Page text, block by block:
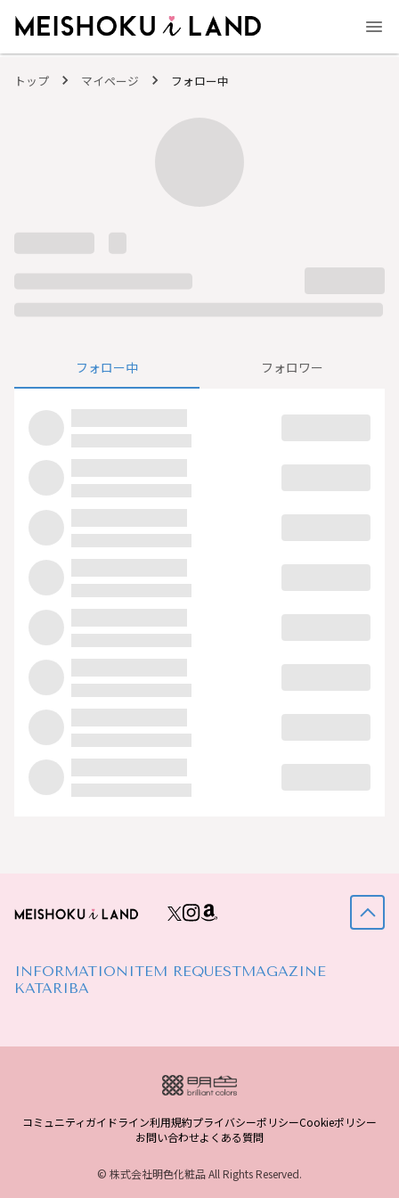
トップ マイページ フォロー中
フォロー中 フォロワー
INFORMATION ITEM REQUESTMAGAZINE
KATARIBA
コミュニティガイドライン利用規約プライバシーポリシーCookieポリシー
お問い合わせよくある質問
© 株式会社明色化粧品 All Rights Reserved.